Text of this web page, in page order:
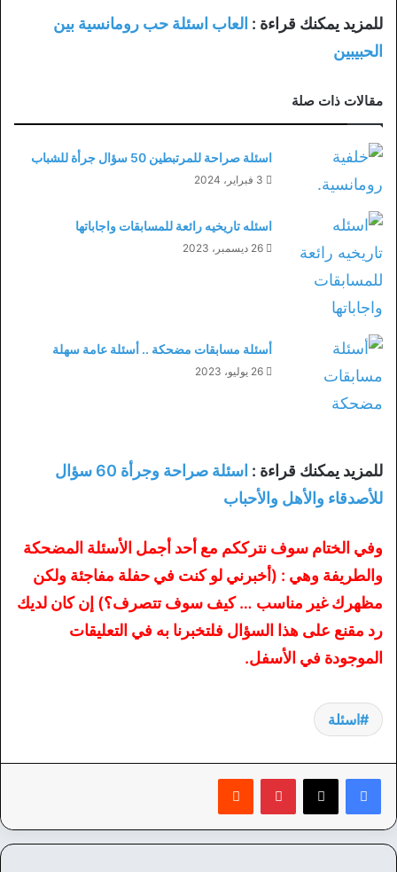
للمزيد يمكنك قراءة : العاب اسئلة حب رومانسية بين
الحبيبين
مقالات ذات صلة
اسئلة صراحة للمرتبطين 50 سؤال جرأة للشباب
3 فبراير، 2024
اسئله تاريخيه رائعة للمسابقات واجاباتها
26 ديسمبر، 2023
أسئلة مسابقات مضحكة .. أسئلة عامة سهلة
26 يوليو، 2023
للمزيد يمكنك قراءة :
اسئلة صراحة وجرأة 60 سؤال
للأصدقاء والأهل والأحباب
وفي الختام سوف نترككم مع أحد أجمل الأسئلة المضحكة
والطريفة وهي : (أخبرني لو كنت في حفلة مفاجئة ولكن
مظهرك غير مناسب … كيف سوف تتصرف؟) إن كان لديك
رد مقنع على هذا السؤال فلتخبرنا به في التعليقات
الموجودة في الأسفل.
اسئلة
بينتيريست